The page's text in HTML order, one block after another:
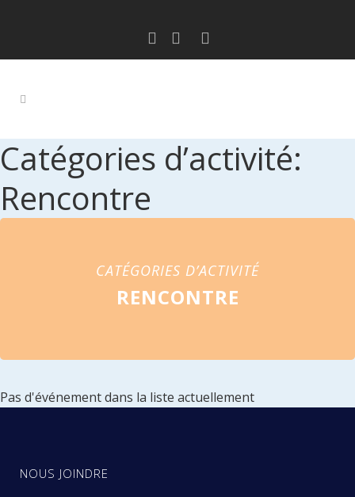
Catégories d’activité:
Rencontre
CATÉGORIES D’ACTIVITÉ
RENCONTRE
Pas d'événement dans la liste actuellement
NOUS JOINDRE